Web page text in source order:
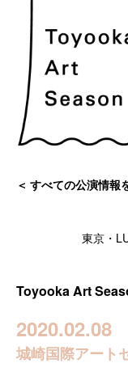
すべての公演情報
東京・
Toyooka Art
2020.02.08
城崎国際アート